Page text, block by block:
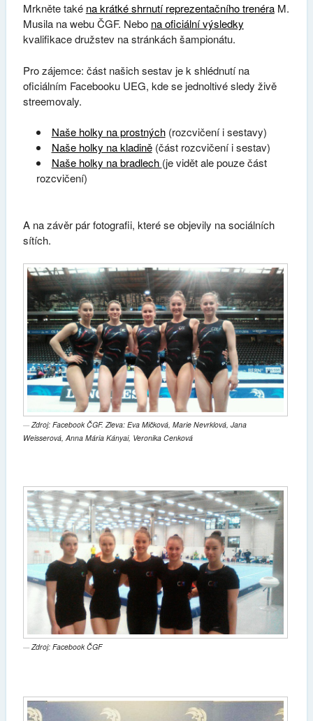
Mrkněte také na krátké shrnutí reprezentačního trenéraM.
Musila na webu ČGF. Nebo na oficiální výsledky
kvalifikace družstev na stránkách šampionátu.
Pro zájemce: část našich sestav je k shlédnutí na
oficiálním Facebooku UEG, kde se jednoltivé sledy živě
streemovaly.
Naše holky na prostných(rozcvičení i sestavy)
Naše holky na kladině(část rozcvičení i sestav)
Naše holky na bradlech (je vidět ale pouze část
rozcvičení)
A na závěr pár fotografii, které se objevily na sociálních
sítích.
Zdroj: Facebook ČGF. Zleva: Eva Mičková, Marie Nevrklová, Jana
Weisserová, Anna Mária Kányai, Veronika Cenková
Zdroj: Facebook ČGF